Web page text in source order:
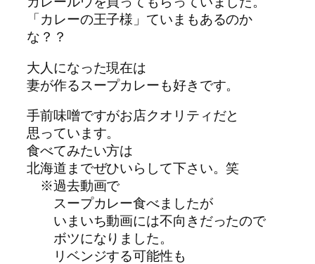
「カレーの王子様」ていまもあるのか
な？？
大人になった現在は
妻が作るスープカレーも好きです。
手前味噌ですがお店クオリティだと
思っています。
食べてみたい方は
北海道までぜひいらして下さい。笑
※過去動画で
スープカレー食べましたが
いまいち動画には不向きだったので
ボツになりました。
リベンジする可能性も